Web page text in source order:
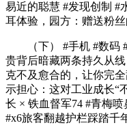
易近的聪慧 #发现创制 #
耳体验，园方：赠送粉
（下） #手机 #数码 #
贵背后暗藏两条持久从
克不及愈合的，让你完
示担心：这对工业成长“
长 × 铁血督军74 #青梅喷
#x6旅客翻越护栏踩踏千